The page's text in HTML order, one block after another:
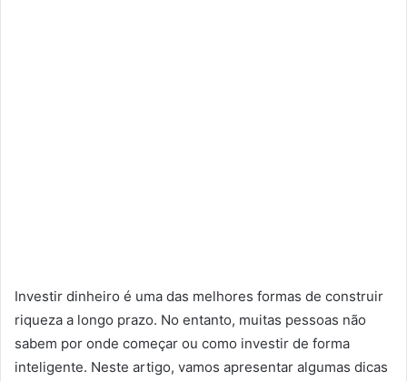
Investir dinheiro é uma das melhores formas de construir
riqueza a longo prazo. No entanto, muitas pessoas não
sabem por onde começar ou como investir de forma
inteligente. Neste artigo, vamos apresentar algumas dicas